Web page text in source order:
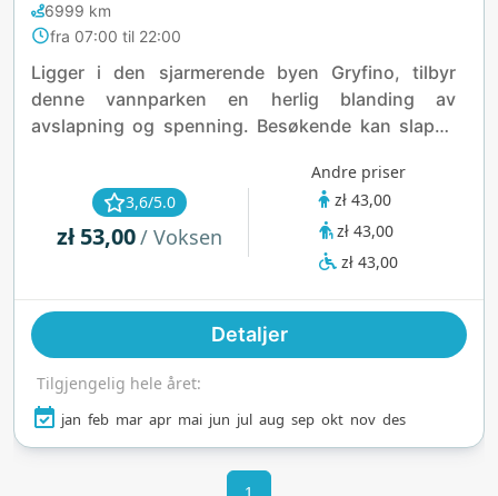
6999 km
fra 07:00 til 22:00
Ligger i den sjarmerende byen Gryfino, tilbyr
denne vannparken en herlig blanding av
avslapning og spenning. Besøkende kan slappe
nyte det beroligende massasjebassenget. For de
som søker eventyr, har anlegget en 72 meter lang
Black Hole-rutsjebane og en 50 meter lang
pontongrutsjebane, som garanterer spenning for
barneområdet, komplett med en geysir og grunne
bassenger. Utover vannattraksjonene kan
infrarød og tørr sauna, en saltgrotte og et
solarium.
3,6/5.0
zł 53,00/ Voksen
Andre priser
zł 43,00
zł 43,00
zł 43,00
Detaljer
Tilgjengelig hele året:
jan feb mar apr mai jun jul aug sep okt nov des